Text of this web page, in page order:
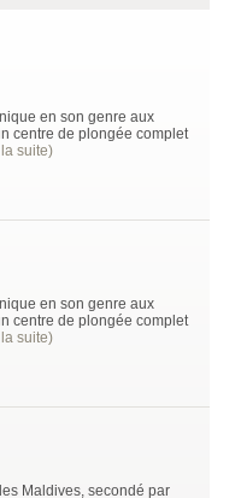
en son genre aux
centre de plongée complet
suite)
en son genre aux
centre de plongée complet
suite)
Maldives, secondé par